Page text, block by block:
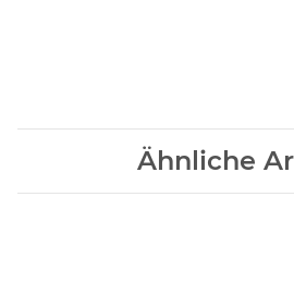
Ähnliche